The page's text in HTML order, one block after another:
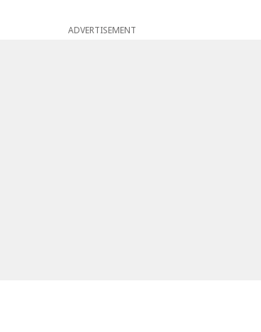
ADVERTISEMENT